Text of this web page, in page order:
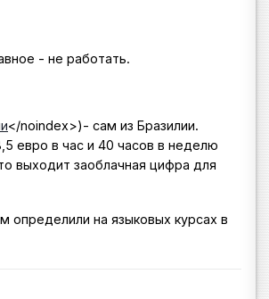
- не работать.
</noindex>)- сам из Бразилии.
евро в час и 40 часов в неделю
выходит заоблачная цифра для
на языковых курсах в